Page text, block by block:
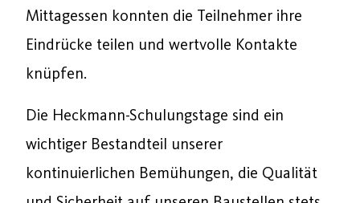
Mittagessen konnten die Teilnehmer ihre
Eindrücke teilen und wertvolle Kontakte
knüpfen.
Die Heckmann-Schulungstage sind ein
wichtiger Bestandteil unserer
kontinuierlichen Bemühungen, die Qualität